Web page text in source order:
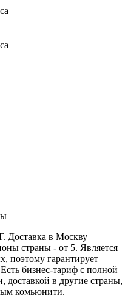
Доставка в Москву
страны - от 5. Является
поэтому гарантирует
бизнес-тариф с полной
доставкой в другие страны,
комьюнити.